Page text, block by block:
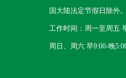
国大陆法定节假日除外
工作时间：周一至周五
周日、周六 早9:00-晚